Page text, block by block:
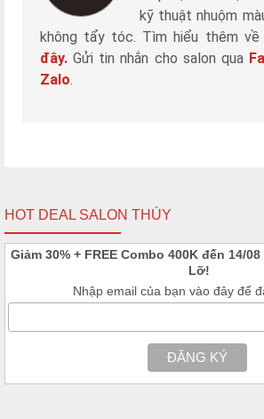
kỹ thuật nhuộm
không tẩy tóc. Tìm hiểu thêm về
đây.Gửi tin nhắn cho salon qua
Zalo.
HOT DEAL SALON THÚY
Giảm 30% + FREE Combo 400K đến 14/
Lỡ!
Nhập email của bạn vào đây để